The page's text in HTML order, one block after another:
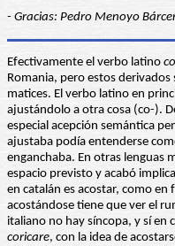
- Gracias: Pedro Menoyo
Efectivamente el verbo latino
Romania, pero estos
matices. El verbo latino en
ajustándolo a otra cosa (co-).
especial acepción semántica
ajustaba podía entenderse
enganchaba. En otras lenguas
espacio previsto y acabó
en catalán es acostar, como en
acostándose tiene que ver el
italiano no hay síncopa, y sí en
coricare, con la idea de